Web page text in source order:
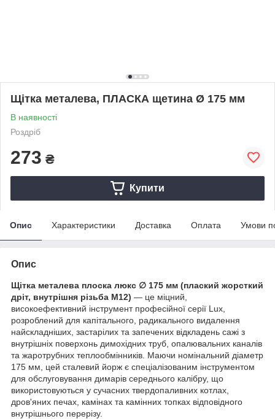
Щітка металева, ПЛАСКА щетина Ø 175 мм
В наявності
Роздріб
273 ₴
Купити
Опис Характеристики Доставка Оплата Умови
Опис
Щітка металева плоска люкс ∅ 175 мм (плаский жорсткий
дріт, внутрішня різьба М12) — це міцний,
високоефективний інструмент професійної серії Lux,
розроблений для капітального, радикального видалення
найскладніших, застарілих та запечених відкладень сажі з
внутрішніх поверхонь димохідних труб, опалювальних каналів
та жаротрубних теплообмінників. Маючи номінальний діаметр
175 мм, цей сталевий йорж є спеціалізованим інструментом
для обслуговування димарів середнього калібру, що
використовуються у сучасних твердопаливних котлах,
дров'яних печах, камінах та камінних топках відповідного
внутрішнього перерізу.